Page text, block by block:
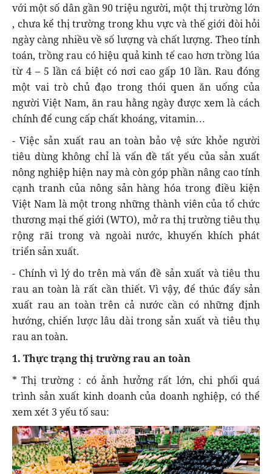
với một số dân gần 90 triệu người, một thị trường lớn
, chưa kể thị trường trong khu vực và thế giới đòi hỏi
ngày càng nhiều về số lượng và chất lượng. Theo tính
toán, trồng rau có hiệu quả kinh tế cao hơn trồng lúa
từ 4 – 5 lần cá biệt có nơi cao gấp 10 lần. Rau đóng
một vai trò chủ đạo trong thói quen ăn uống của
người Việt Nam, ăn rau hằng ngày được xem là cách
chính để cung cấp chất khoáng, vitamin…
- Việc sản xuất rau an toàn bảo vệ sức khỏe người
tiêu dùng không chỉ là vấn đề tất yếu của sản xuất
nông nghiệp hiện nay mà còn góp phần nâng cao tính
cạnh tranh của nông sản hàng hóa trong điều kiện
Việt Nam là một trong những thành viên của tổ chức
thương mại thế giới (WTO), mở ra thị trường tiêu thụ
rộng rãi trong và ngoài nước, khuyến khích phát
triển sản xuất.
- Chính vì lý do trên mà vấn đề sản xuất và tiêu thu
rau an toàn là rất cần thiết. Vì vậy, để thúc đẩy sản
xuất rau an toàn trên cả nước cần có những định
hướng, chiến lược lâu dài trong sản xuất và tiêu thụ
rau an toàn.
1. Thực trạng thị trường rau an toàn
* Thị trường : có ảnh hưởng rất lớn, chi phối quá
trình sản xuất kinh doanh của doanh nghiệp, có thể
xem xét 3 yếu tố sau: